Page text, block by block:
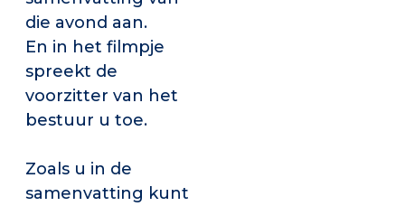
die avond aan.
En in het filmpje
spreekt de
voorzitter van het
bestuur u toe.
Zoals u in de
samenvatting kunt